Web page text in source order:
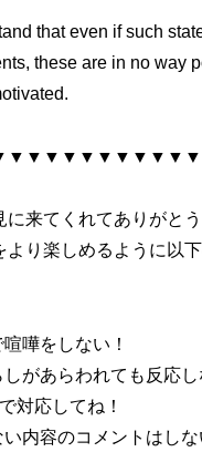
that even if such
these are in no way
に来てくれてありがと
より楽しめるように以
嘩をしない！
があらわれても反応
対応してね！
内容のコメントはし